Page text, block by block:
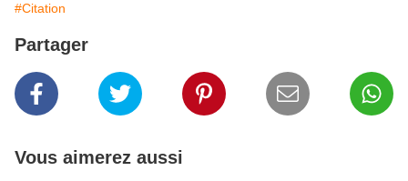
#Citation
Partager
Vous aimerez aussi